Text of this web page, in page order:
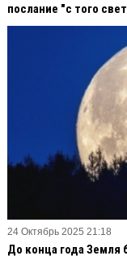
послание "с того
24 Октябрь 2025 21:18
До конца года Земля